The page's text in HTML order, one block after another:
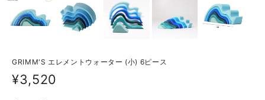
GRIMM'S エレメントウォーター (小) 6ピース
¥3,520